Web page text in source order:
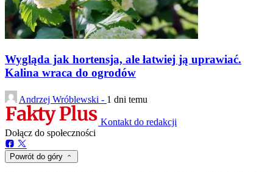
Wygląda jak hortensja, ale łatwiej ją uprawiać.
Kalina wraca do ogrodów
Andrzej Wróblewski - 1 dni temu
Kontakt do redakcji
Dołącz do społeczności
Powrót do góry